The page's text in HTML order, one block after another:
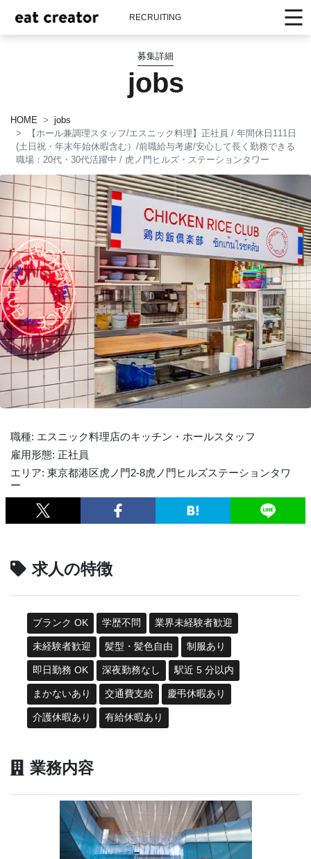
RECRUITING
募集詳細
jobs
HOME
jobs
【ホール兼調理スタッフ/エスニック料理】正社員 / 年間休日111日
(土日祝・年末年始休暇含む）/前職給与考慮/安心して長く勤務できる
職場：20代・30代活躍中 / 虎ノ門ヒルズ・ステーションタワー
職種: エスニック料理店のキッチン・ホールスタッフ
雇用形態: 正社員
エリア: 東京都港区虎ノ門2-8虎ノ門ヒルズステーションタワ
ー
求人の特徴
ブランク OK 学歴不問 業界未経験者歓迎
未経験者歓迎 髪型・髪色自由 制服あり
即日勤務 OK 深夜勤務なし 駅近 5 分以内
まかないあり 交通費支給 慶弔休暇あり
介護休暇あり 有給休暇あり
業務内容